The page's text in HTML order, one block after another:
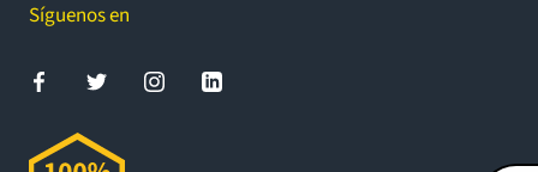
Síguenos en